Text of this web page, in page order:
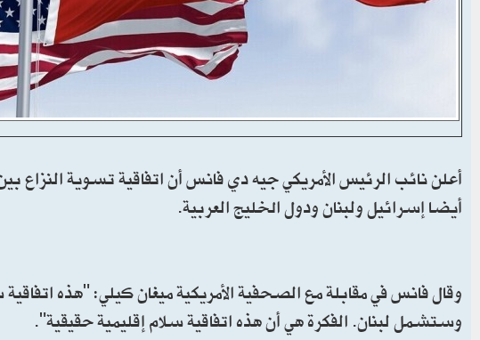
أعلن نائب الرئيس الأمريكي جيه دي فانس أن اتفاقية تسوية النزاع
أيضا إسرائيل ولبنان ودول الخليج العربية.
وقال فانس في مقابلة مع الصحفية الأمريكية ميغان كيلي: "هذه
وستشمل لبنان. الفكرة هي أن هذه اتفاقية سلام إقليمية حقيقية".